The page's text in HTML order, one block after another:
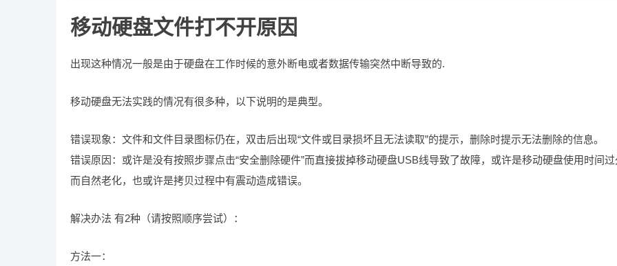
移动硬盘文件打不开原因
出现这种情况一般是由于硬盘在工作时候的意外断电或者数据传输突然中断导致的.
移动硬盘无法实践的情况有很多种，以下说明的是典型。
错误现象：文件和文件目录图标仍在，双击后出现“文件或目录损坏且无法读取”的提示，删除时提示无法删除的信息。
错误原因：或许是没有按照步骤点击“安全删除硬件”而直接拔掉移动硬盘USB线导致了故障，或许是移动硬盘使用时间过
而自然老化，也或许是拷贝过程中有震动造成错误。
解决办法 有2种（请按照顺序尝试）：
方法一：